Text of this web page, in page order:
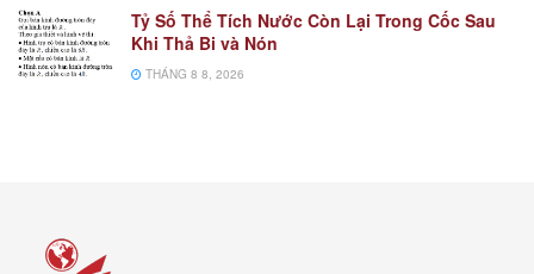
Tỷ Số Thể Tích Nước Còn Lại Trong Cốc Sau
Khi Thả Bi và Nón
THÁNG 8 8, 2026